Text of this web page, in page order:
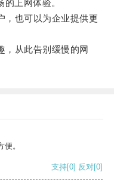
上网体验。
也可以为企业提供更
从此告别缓慢的网
。
支持[0] 反对[0]